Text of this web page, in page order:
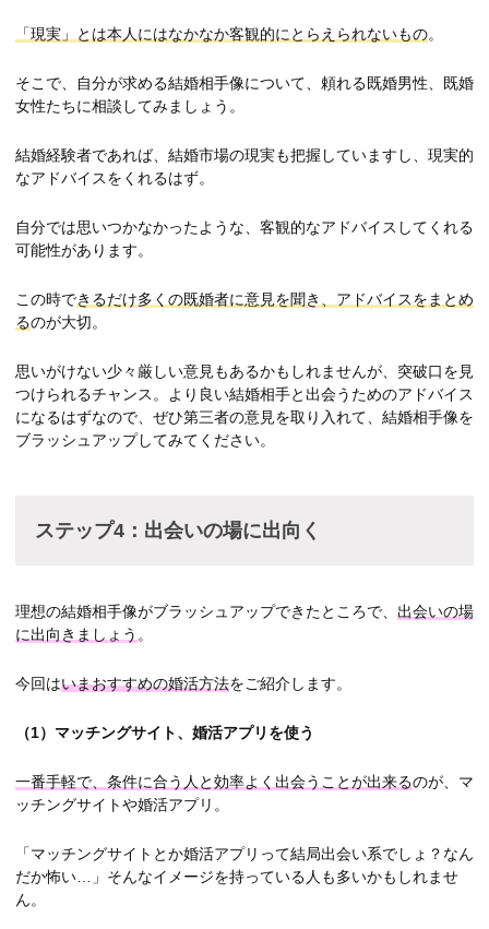
「現実」とは本人にはなかなか客観的にとらえられないもの。
そこで、自分が求める結婚相手像について、頼れる既婚男性、既婚
女性たちに相談してみましょう。
結婚経験者であれば、結婚市場の現実も把握していますし、現実的
なアドバイスをくれるはず。
自分では思いつかなかったような、客観的なアドバイスしてくれる
可能性があります。
この時できるだけ多くの既婚者に意見を聞き、アドバイスをまとめ
るのが大切。
思いがけない少々厳しい意見もあるかもしれませんが、突破口を見
つけられるチャンス。より良い結婚相手と出会うためのアドバイス
になるはずなので、ぜひ第三者の意見を取り入れて、結婚相手像を
ブラッシュアップしてみてください。
ステップ4： 出会いの場に出向く
理想の結婚相手像がブラッシュアップできたところで、 出会いの場
に出向きましょう 。
今回はいまおすすめの婚活方法をご紹介します。
（1） マッチングサイト、婚活アプリを使う
一番手軽で、条件に合う人と効率よく出会うことが出来るのが、マ
ッチングサイトや婚活アプリ。
「マッチングサイトとか婚活アプリって結局出会い系でしょ？なん
だか怖い…
」そんなイメージを持っている人も多いかもしれませ
ん。